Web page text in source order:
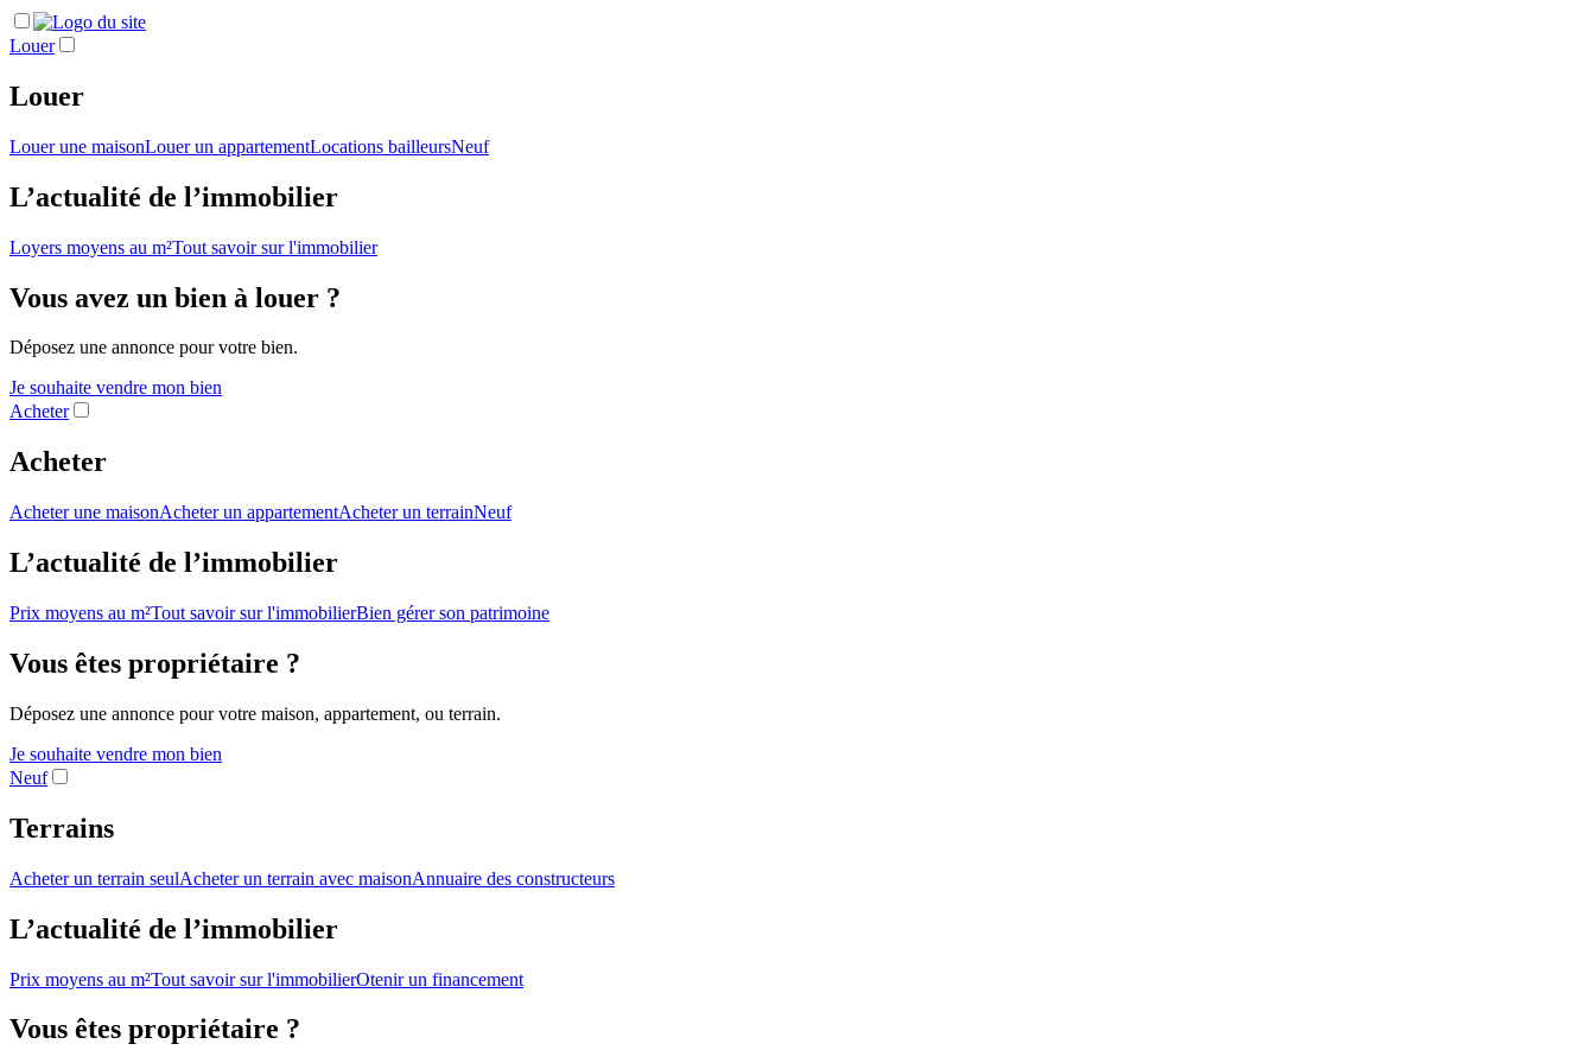
Louer
Louer
Louer une maisonLouer un appartementLocations bailleursNeuf
L’actualité de l’immobilier
Loyers moyens au m²Tout savoir sur l'immobilier
Vous avez un bien à louer ?
Déposez une annonce pour votre bien.
Je souhaite vendre mon bien
Acheter
Acheter
Acheter une maisonAcheter un appartementAcheter un terrainNeuf
L’actualité de l’immobilier
Prix moyens au m²Tout savoir sur l'immobilierBien gérer son patrimoine
Vous êtes propriétaire ?
Déposez une annonce pour votre maison, appartement, ou terrain.
Je souhaite vendre mon bien
Neuf
Terrains
Acheter un terrain seulAcheter un terrain avec maisonAnnuaire des constructeurs
L’actualité de l’immobilier
Prix moyens au m²Tout savoir sur l'immobilierOtenir un financement
Vous êtes propriétaire ?